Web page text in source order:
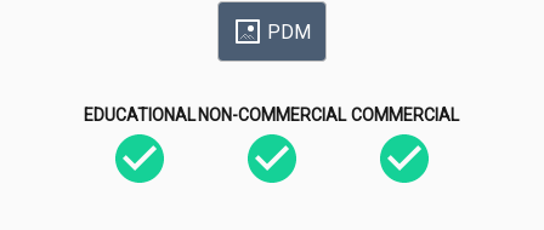
PDM
EDUCATIONAL NON-COMMERCIAL COMMERCIAL